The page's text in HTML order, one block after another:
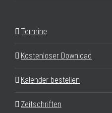
Termine
Kostenloser Download
Kalender bestellen
Zeitschriften